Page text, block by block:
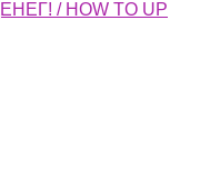
/ HOW TO UP